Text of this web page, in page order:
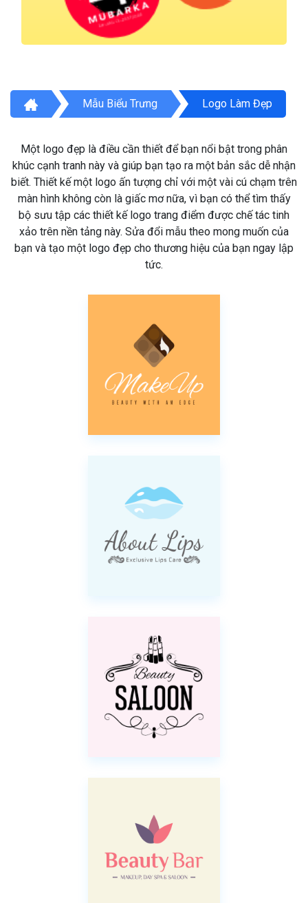
Mẫu Biểu Trưng Logo Làm Đẹp
Một logo đẹp là điều cần thiết để bạn nổi bật trong phân
khúc cạnh tranh này và giúp bạn tạo ra một bản sắc dễ nhận
biết. Thiết kế một logo ấn tượng chỉ với một vài cú chạm trên
màn hình không còn là giấc mơ nữa, vì bạn có thể tìm thấy
bộ sưu tập các thiết kế logo trang điểm được chế tác tinh
xảo trên nền tảng này. Sửa đổi mẫu theo mong muốn của
bạn và tạo một logo đẹp cho thương hiệu của bạn ngay lập
tức.